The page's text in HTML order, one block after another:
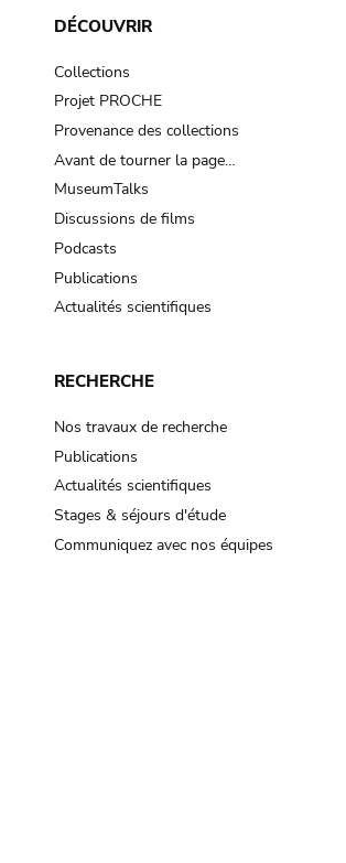
DÉCOUVRIR
Collections
Projet PROCHE
Provenance des collections
Avant de tourner la page…
MuseumTalks
Discussions de films
Podcasts
Publications
Actualités scientifiques
RECHERCHE
Nos travaux de recherche
Publications
Actualités scientifiques
Stages & séjours d'étude
Communiquez avec nos équipes